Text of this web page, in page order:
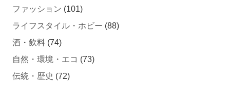
ファッション (101)
ライフスタイル・ホビー (88)
酒・飲料 (74)
自然・環境・エコ (73)
伝統・歴史 (72)